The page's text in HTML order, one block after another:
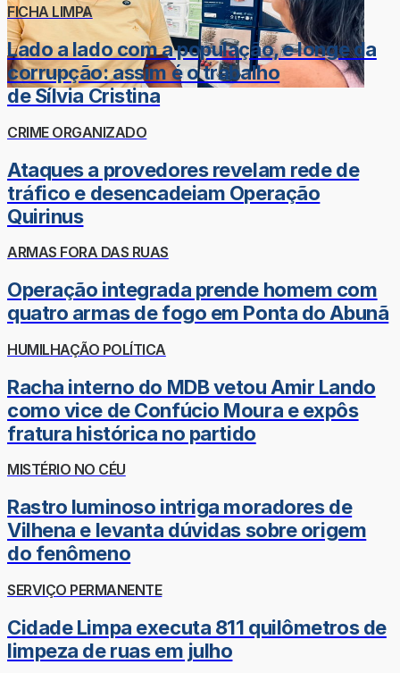
FICHA LIMPA
Lado a lado com a população, e longe da
corrupção: assim é o trabalho
de Sílvia Cristina
CRIME ORGANIZADO
Ataques a provedores revelam rede de
tráfico e desencadeiam Operação
Quirinus
ARMAS FORA DAS RUAS
Operação integrada prende homem com
quatro armas de fogo em Ponta do Abunã
HUMILHAÇÃO POLÍTICA
Racha interno do MDB vetou Amir Lando
como vice de Confúcio Moura e expôs
fratura histórica no partido
MISTÉRIO NO CÉU
Rastro luminoso intriga moradores de
Vilhena e levanta dúvidas sobre origem
do fenômeno
SERVIÇO PERMANENTE
Cidade Limpa executa 811 quilômetros de
limpeza de ruas em julho